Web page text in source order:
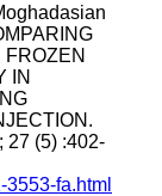
IN
27 (5) :402-
fa.html